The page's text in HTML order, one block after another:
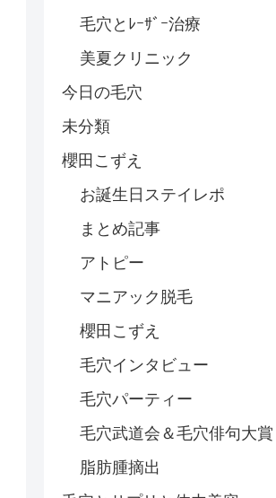
毛穴とﾚｰｻﾞｰ治療
美夏クリニック
今日の毛穴
未分類
櫻田こずえ
お誕生日ステイレポ
まとめ記事
アトピー
マニアック脱毛
櫻田こずえ
毛穴インタビュー
毛穴パーティー
毛穴武道会＆毛穴俳句大賞
脂肪腫摘出